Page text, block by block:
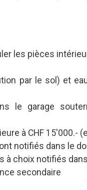
les pièces
par le sol) et
le garage
à CHF 15'000.-
notifiés dans le
à choix notifiés
secondaire